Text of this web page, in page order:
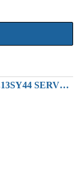
REPARATUR YASKAWA CACR-SR03BE13SY44 SERVOPACK 0.3KW 230VAC